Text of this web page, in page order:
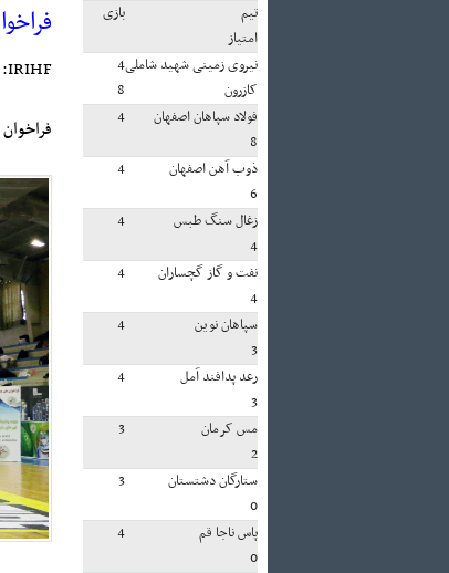
تيم
بازی
امتياز
نیروی زمینی شهید شاملی
کازرون
4
8
فولاد سپاهان اصفهان
4
8
ذوب آهن اصفهان
4
6
زغال سنگ طبس
4
4
نفت و گاز گچساران
4
4
سپاهان نوین
4
3
رعد پدافند آمل
4
3
مس کرمان
3
2
ستارگان دشتستان
3
0
پاس ناجا قم
4
0
IRIHF: